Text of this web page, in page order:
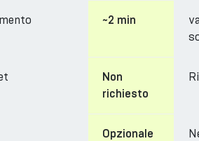
~2 min
Non
richiesto
Opzionale